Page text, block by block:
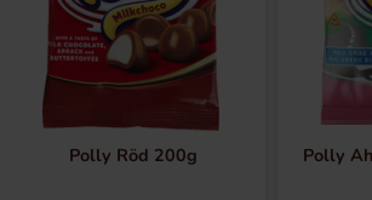
Polly Röd 200g Polly